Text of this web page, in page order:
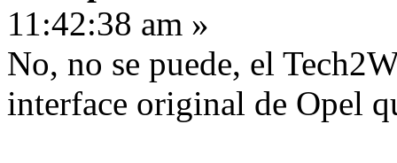
11:42:38 am »
No, no se puede, el
interface original de Opel